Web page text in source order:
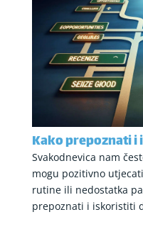
Kako prepoznati
Svakodnevica nam
mogu pozitivno
rutine ili nedostatka
prepoznati i iskoristiti